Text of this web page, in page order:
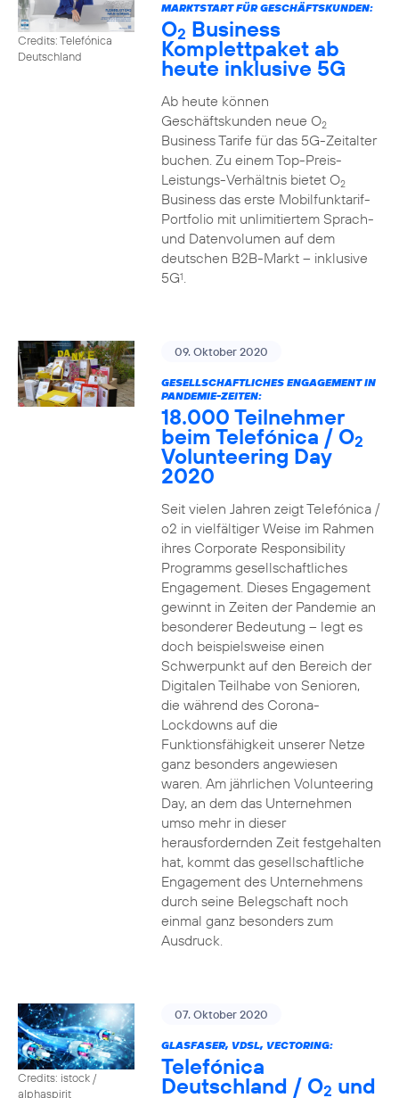
Credits: Telefónica
Deutschland
MARKTSTART FÜR GESCHÄFTSKUNDEN:
O2 Business
Komplettpaket ab
heute inklusive 5G
Ab heute können
Geschäftskunden neue O2
Business Tarife für das 5G-Zeitalter
buchen. Zu einem Top-Preis-
Leistungs-Verhältnis bietet O2
Business das erste Mobilfunktarif-
Portfolio mit unlimitiertem Sprach-
und Datenvolumen auf dem
deutschen B2B-Markt – inklusive
5G1.
09. Oktober 2020
GESELLSCHAFTLICHES ENGAGEMENT IN
PANDEMIE-ZEITEN:
18.000 Teilnehmer
beim Telefónica / O2
Volunteering Day
2020
Seit vielen Jahren zeigt Telefónica /
o2 in vielfältiger Weise im Rahmen
ihres Corporate Responsibility
Programms gesellschaftliches
Engagement. Dieses Engagement
gewinnt in Zeiten der Pandemie an
besonderer Bedeutung – legt es
doch beispielsweise einen
Schwerpunkt auf den Bereich der
Digitalen Teilhabe von Senioren,
die während des Corona-
Lockdowns auf die
Funktionsfähigkeit unserer Netze
ganz besonders angewiesen
waren. Am jährlichen Volunteering
Day, an dem das Unternehmen
umso mehr in dieser
herausfordernden Zeit festgehalten
hat, kommt das gesellschaftliche
Engagement des Unternehmens
durch seine Belegschaft noch
einmal ganz besonders zum
Ausdruck.
Credits: istock /
alphaspirit
07. Oktober 2020
GLASFASER, VDSL, VECTORING:
Telefónica
Deutschland / O2 und